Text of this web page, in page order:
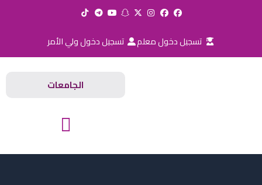
تسجيل دخول معلم تسجيل دخول ولي الأمر
الجامعات